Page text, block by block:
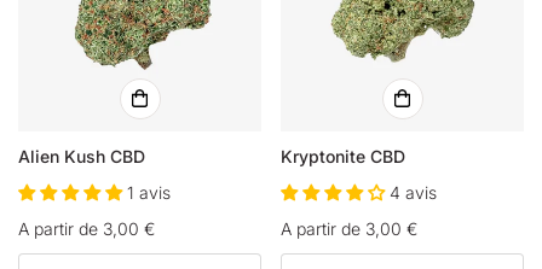
Alien Kush CBD
1 avis
Preço
normal
A partir de 3,00 €
Kryptonite CBD
4 avis
Preço
normal
A partir de 3,00 €